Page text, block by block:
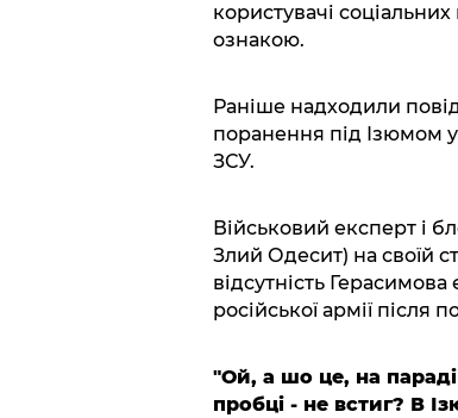
користувачі
ознакою.
Раніше надходили
поранення під Ізюмом у
ЗСУ.
Військовий експерт і
Злий Одесит) на своїй
відсутність
російської армії після
"Ой, а шо це, на параді
пробці - не встиг? В